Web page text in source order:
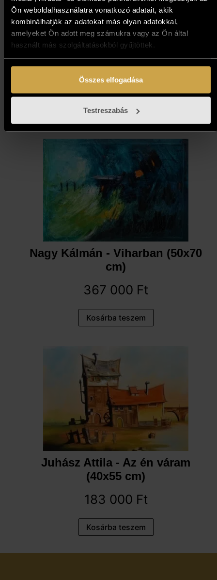
Ön weboldalhasználatra vonatkozó adatait, akik
kombinálhatják az adatokat más olyan adatokkal,
amelyeket Ön adott meg számukra vagy az Ön által
használt más szolgáltatásokból gyűjtöttek.
Összes elfogadása
Testreszabás
Király Nikoletta - Óvárosi udvar
(40x40 cm)
258 000Ft
Kosárba teszem
Nagy Kálmán - Viharban (50x70
cm)
367 000 Ft
Kosárba teszem
Juhász Attila - Az én váram
(40x55 cm)
183 000 Ft
Kosárba teszem